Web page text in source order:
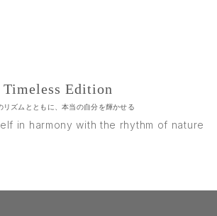
Timeless Edition
リズムとともに、本当の自分を輝かせる
in harmony with the rhythm of nature